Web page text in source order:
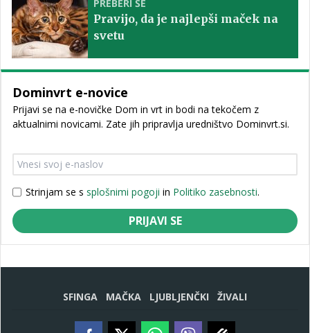
PREBERI ŠE
Pravijo, da je najlepši maček na
svetu
Dominvrt e-novice
Prijavi se na e-novičke Dom in vrt in bodi na tekočem z
aktualnimi novicami. Zate jih pripravlja uredništvo Dominvrt.si.
Strinjam se s splošnimi pogoji in Politiko zasebnosti.
PRIJAVI SE
SFINGA MAČKA LJUBLJENČKI ŽIVALI